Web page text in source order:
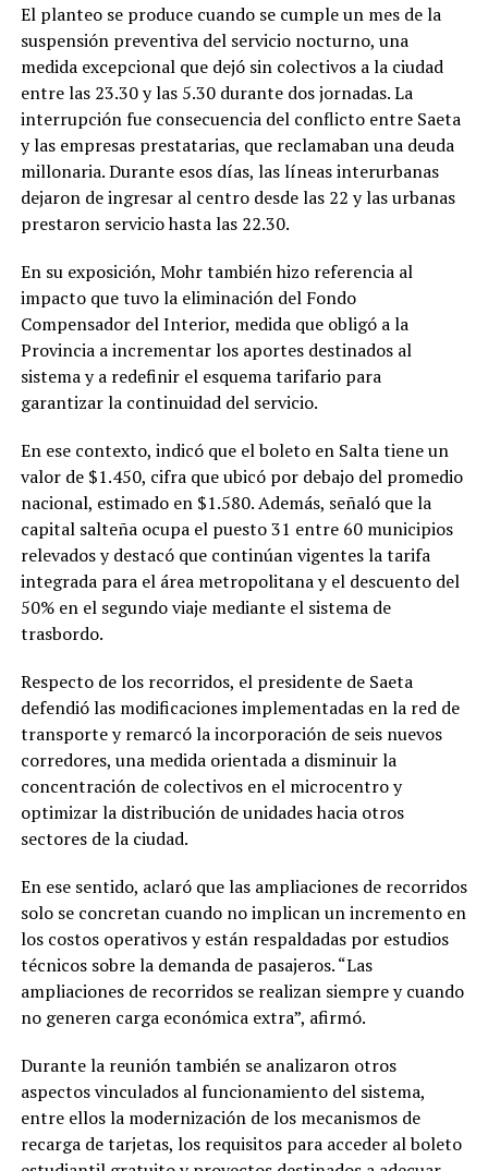
El planteo se produce cuando se cumple un mes de la
suspensión preventiva del servicio nocturno, una
medida excepcional que dejó sin colectivos a la ciudad
entre las 23.30 y las 5.30 durante dos jornadas. La
interrupción fue consecuencia del conflicto entre Saeta
y las empresas prestatarias, que reclamaban una deuda
millonaria. Durante esos días, las líneas interurbanas
dejaron de ingresar al centro desde las 22 y las urbanas
prestaron servicio hasta las 22.30.
En su exposición, Mohr también hizo referencia al
impacto que tuvo la eliminación del Fondo
Compensador del Interior, medida que obligó a la
Provincia a incrementar los aportes destinados al
sistema y a redefinir el esquema tarifario para
garantizar la continuidad del servicio.
En ese contexto, indicó que el boleto en Salta tiene un
valor de $1.450, cifra que ubicó por debajo del promedio
nacional, estimado en $1.580. Además, señaló que la
capital salteña ocupa el puesto 31 entre 60 municipios
relevados y destacó que continúan vigentes la tarifa
integrada para el área metropolitana y el descuento del
50% en el segundo viaje mediante el sistema de
trasbordo.
Respecto de los recorridos, el presidente de Saeta
defendió las modificaciones implementadas en la red de
transporte y remarcó la incorporación de seis nuevos
corredores, una medida orientada a disminuir la
concentración de colectivos en el microcentro y
optimizar la distribución de unidades hacia otros
sectores de la ciudad.
En ese sentido, aclaró que las ampliaciones de recorridos
solo se concretan cuando no implican un incremento en
los costos operativos y están respaldadas por estudios
técnicos sobre la demanda de pasajeros. “Las
ampliaciones de recorridos se realizan siempre y cuando
no generen carga económica extra”, afirmó.
Durante la reunión también se analizaron otros
aspectos vinculados al funcionamiento del sistema,
entre ellos la modernización de los mecanismos de
recarga de tarjetas, los requisitos para acceder al boleto